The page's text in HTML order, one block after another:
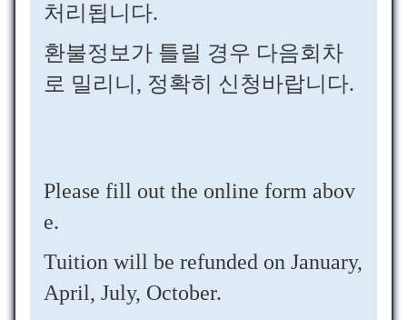
처리됩니다.
환불정보가 틀릴 경우 다음회차
로 밀리니, 정확히 신청바랍니다.
Please fill out the online form abov
e.
Tuition will be refunded on January,
April, July, October.